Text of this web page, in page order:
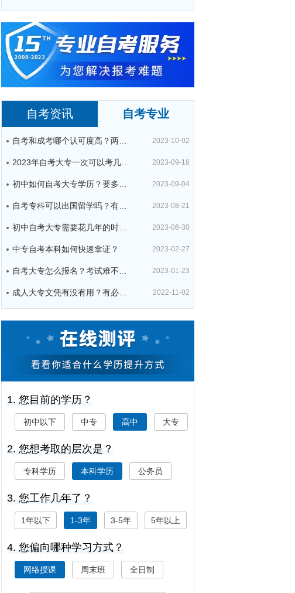
自考资讯 自考专业
自考和成考哪个认可度高？两者区别在哪？ 2023-10-02
2023年自考大专一次可以考几科？ 2023-09-18
初中如何自考大专学历？要多少钱？ 2023-09-04
自考专科可以出国留学吗？有哪些用处？ 2023-08-21
初中自考大专需要花几年的时间？ 2023-06-30
中专自考本科如何快速拿证？ 2023-02-27
自考大专怎么报名？考试难不难？ 2023-01-23
成人大专文凭有没有用？有必要考吗？ 2022-11-02
1. 您目前的学历？
初中以下 中专 高中 大专
2. 您想考取的层次是？
专科学历 本科学历 公务员
3. 您工作几年了？
1年以下 1-3年 3-5年 5年以上
4. 您偏向哪种学习方式？
网络授课 周末班 全日制